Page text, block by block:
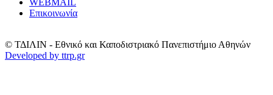
Επικοινωνία
© ΤΔΙΛΙΝ - Εθνικό και Καποδιστριακό Πανεπιστήμιο Αθηνών
Developed by ttrp.gr